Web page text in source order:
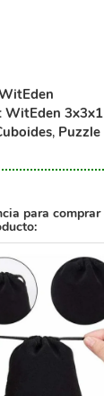
WitEden
, Puzzle
para comprar